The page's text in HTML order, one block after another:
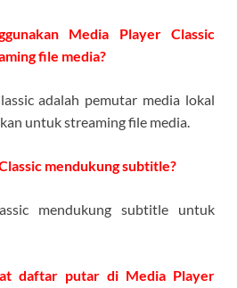
Media Player Classic
file media?
adalah pemutar media lokal
untuk streaming file media.
mendukung subtitle?
mendukung subtitle untuk
daftar putar di Media Player